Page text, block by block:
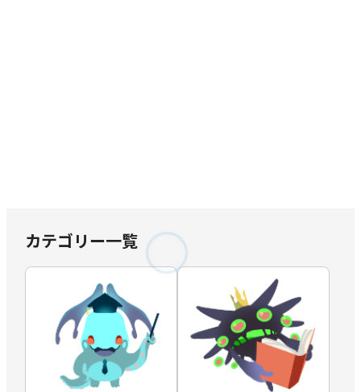
カテゴリー一覧